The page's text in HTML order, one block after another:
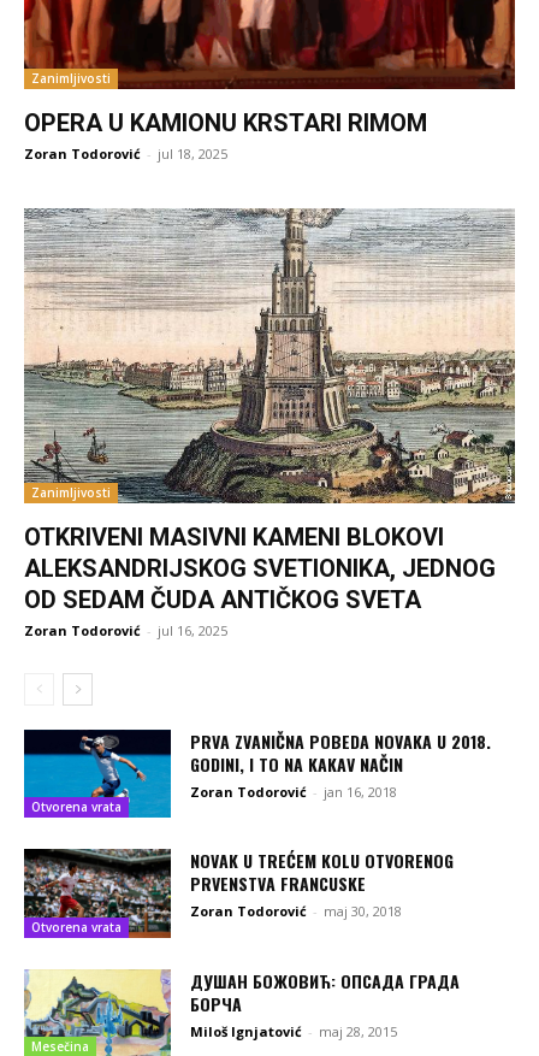
Zanimljivosti
OPERA U KAMIONU KRSTARI RIMOM
Zoran Todorović - jul 18, 2025
Zanimljivosti
OTKRIVENI MASIVNI KAMENI BLOKOVI
ALEKSANDRIJSKOG SVETIONIKA, JEDNOG
OD SEDAM ČUDA ANTIČKOG SVETA
Zoran Todorović - jul 16, 2025
Otvorena vrata
PRVA ZVANIČNA POBEDA NOVAKA U 2018.
GODINI, I TO NA KAKAV NAČIN
Zoran Todorović - jan 16, 2018
Otvorena vrata
NOVAK U TREĆEM KOLU OTVORENOG
PRVENSTVA FRANCUSKE
Zoran Todorović - maj 30, 2018
Mesečina
ДУШАН БОЖОВИЋ: ОПСАДА ГРАДА
БОРЧА
Miloš Ignjatović - maj 28, 2015